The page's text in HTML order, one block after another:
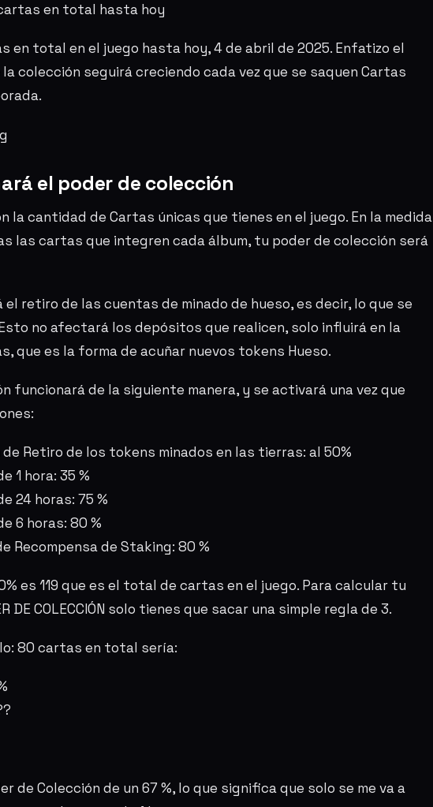
en total hasta hoy
en total en el juego hasta hoy, 4 de abril de 2025. Enfatizo el
colección seguirá creciendo cada vez que se saquen Cartas
el poder de colección
la cantidad de Cartas únicas que tienes en el juego. En la medida
las cartas que integren cada álbum, tu poder de colección será
retiro de las cuentas de minado de hueso, es decir, lo que se
no afectará los depósitos que realicen, solo influirá en la
que es la forma de acuñar nuevos tokens Hueso.
funcionará de la siguiente manera, y se activará una vez que
Retiro de los tokens minados en las tierras: al 50%
1 hora: 35 %
24 horas: 75 %
6 horas: 80 %
Recompensa de Staking: 80 %
es 119 que es el total de cartas en el juego. Para calcular tu
DE COLECCIÓN solo tienes que sacar una simple regla de 3.
80 cartas en total sería:
de Colección de un 67 %, lo que significa que solo se me va a